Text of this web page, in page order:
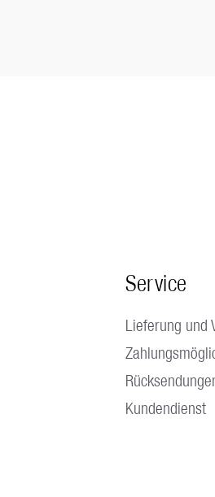
Service
Lieferung und
Kundendienst